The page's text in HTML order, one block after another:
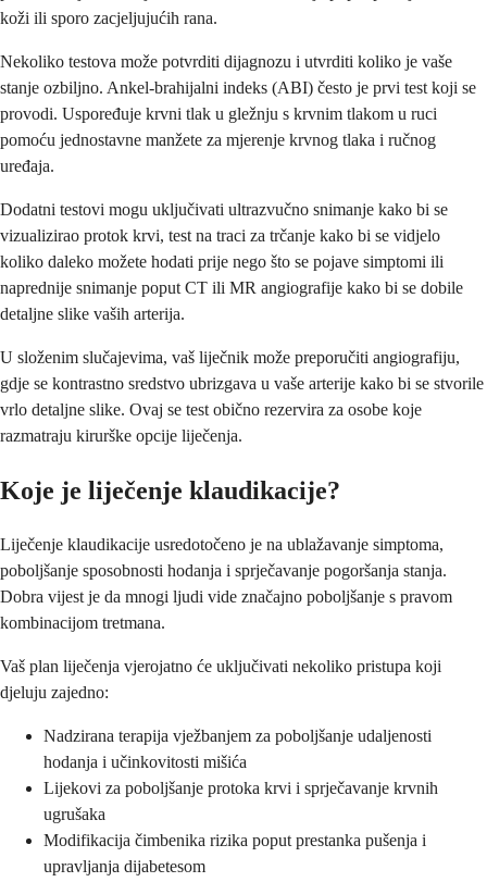
koži ili sporo zacjeljujućih rana.
Nekoliko testova može potvrditi dijagnozu i utvrditi koliko je vaše
stanje ozbiljno. Ankel-brahijalni indeks (ABI) često je prvi test koji se
provodi. Uspoređuje krvni tlak u gležnju s krvnim tlakom u ruci
pomoću jednostavne manžete za mjerenje krvnog tlaka i ručnog
uređaja.
Dodatni testovi mogu uključivati ultrazvučno snimanje kako bi se
vizualizirao protok krvi, test na traci za trčanje kako bi se vidjelo
koliko daleko možete hodati prije nego što se pojave simptomi ili
naprednije snimanje poput CT ili MR angiografije kako bi se dobile
detaljne slike vaših arterija.
U složenim slučajevima, vaš liječnik može preporučiti angiografiju,
gdje se kontrastno sredstvo ubrizgava u vaše arterije kako bi se stvorile
vrlo detaljne slike. Ovaj se test obično rezervira za osobe koje
razmatraju kirurške opcije liječenja.
Koje je liječenje klaudikacije?
Liječenje klaudikacije usredotočeno je na ublažavanje simptoma,
poboljšanje sposobnosti hodanja i sprječavanje pogoršanja stanja.
Dobra vijest je da mnogi ljudi vide značajno poboljšanje s pravom
kombinacijom tretmana.
Vaš plan liječenja vjerojatno će uključivati nekoliko pristupa koji
djeluju zajedno:
Nadzirana terapija vježbanjem za poboljšanje udaljenosti
hodanja i učinkovitosti mišića
Lijekovi za poboljšanje protoka krvi i sprječavanje krvnih
ugrušaka
Modifikacija čimbenika rizika poput prestanka pušenja i
upravljanja dijabetesom